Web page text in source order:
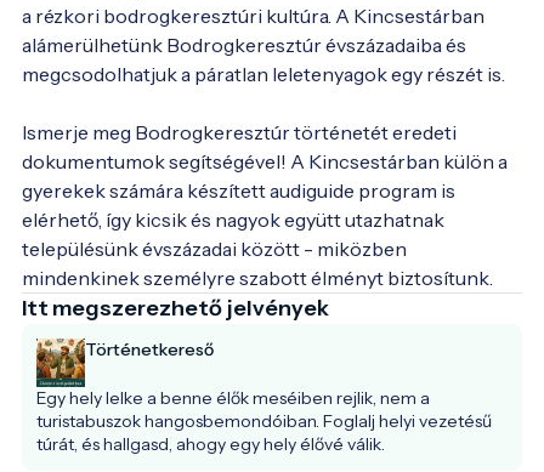
a rézkori bodrogkeresztúri kultúra. A Kincsestárban
alámerülhetünk Bodrogkeresztúr évszázadaiba és
megcsodolhatjuk a páratlan leletenyagok egy részét is.
Ismerje meg Bodrogkeresztúr történetét eredeti
dokumentumok segítségével! A Kincsestárban külön a
gyerekek számára készített audiguide program is
elérhető, így kicsik és nagyok együtt utazhatnak
településünk évszázadai között - miközben
mindenkinek személyre szabott élményt biztosítunk.
Itt megszerezhető jelvények
Történetkereső
Egy hely lelke a benne élők meséiben rejlik, nem a
turistabuszok hangosbemondóiban. Foglalj helyi vezetésű
túrát, és hallgasd, ahogy egy hely élővé válik.